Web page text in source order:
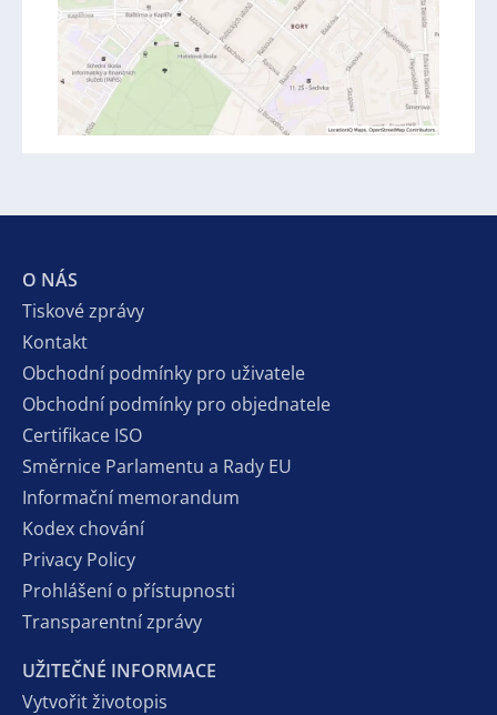
O NÁS
Tiskové zprávy
Kontakt
Obchodní podmínky pro uživatele
Obchodní podmínky pro objednatele
Certifikace ISO
Směrnice Parlamentu a Rady EU
Informační memorandum
Kodex chování
Privacy Policy
Prohlášení o přístupnosti
Transparentní zprávy
UŽITEČNÉ INFORMACE
Vytvořit životopis